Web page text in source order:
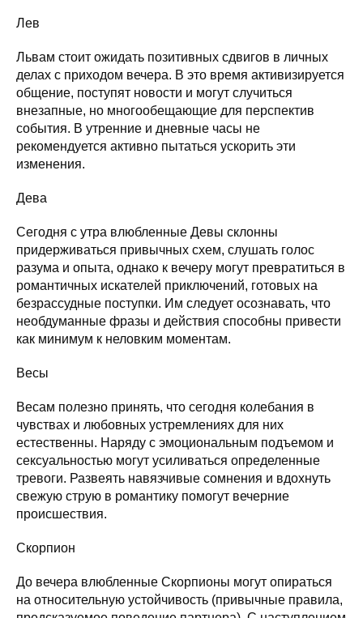
Лев
Львам стоит ожидать позитивных сдвигов в личных
делах с приходом вечера. В это время активизируется
общение, поступят новости и могут случиться
внезапные, но многообещающие для перспектив
события. В утренние и дневные часы не
рекомендуется активно пытаться ускорить эти
изменения.
Дева
Сегодня с утра влюбленные Девы склонны
придерживаться привычных схем, слушать голос
разума и опыта, однако к вечеру могут превратиться в
романтичных искателей приключений, готовых на
безрассудные поступки. Им следует осознавать, что
необдуманные фразы и действия способны привести
как минимум к неловким моментам.
Весы
Весам полезно принять, что сегодня колебания в
чувствах и любовных устремлениях для них
естественны. Наряду с эмоциональным подъемом и
сексуальностью могут усиливаться определенные
тревоги. Развеять навязчивые сомнения и вдохнуть
свежую струю в романтику помогут вечерние
происшествия.
Скорпион
До вечера влюбленные Скорпионы могут опираться
на относительную устойчивость (привычные правила,